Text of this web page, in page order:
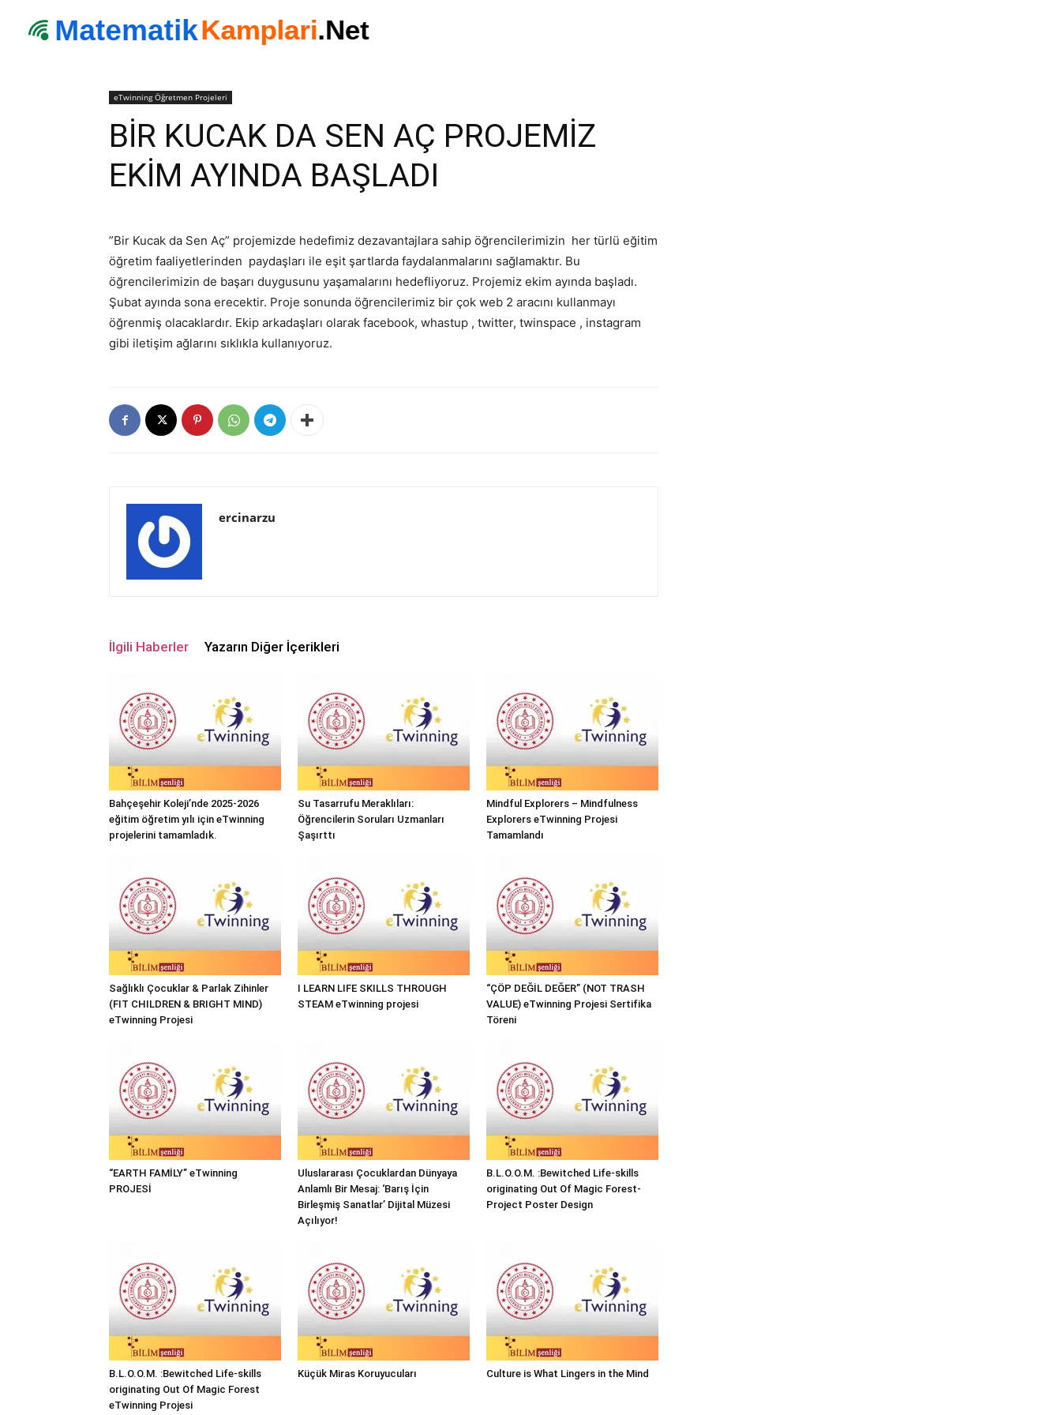
eTwinning Öğretmen Projeleri
BİR KUCAK DA SEN AÇ PROJEMİZ
EKİM AYINDA BAŞLADI
”Bir Kucak da Sen Aç” projemizde hedefimiz dezavantajlara sahip öğrencilerimizin her türlü eğitim
öğretim faaliyetlerinden paydaşları ile eşit şartlarda faydalanmalarını sağlamaktır. Bu
öğrencilerimizin de başarı duygusunu yaşamalarını hedefliyoruz. Projemiz ekim ayında başladı.
Şubat ayında sona erecektir. Proje sonunda öğrencilerimiz bir çok web 2 aracını kullanmayı
öğrenmiş olacaklardır. Ekip arkadaşları olarak facebook, whastup , twitter, twinspace , instagram
gibi iletişim ağlarını sıklıkla kullanıyoruz.
ercinarzu
İlgili Haberler Yazarın Diğer İçerikleri
Bahçeşehir Koleji’nde 2025-2026
eğitim öğretim yılı için eTwinning
projelerini tamamladık.
Su Tasarrufu Meraklıları:
Öğrencilerin Soruları Uzmanları
Şaşırttı
Mindful Explorers – Mindfulness
Explorers eTwinning Projesi
Tamamlandı
Sağlıklı Çocuklar & Parlak Zihinler
(FIT CHILDREN & BRIGHT MIND)
eTwinning Projesi
I LEARN LIFE SKILLS THROUGH
STEAM eTwinning projesi
“ÇÖP DEĞİL DEĞER” (NOT TRASH
VALUE) eTwinning Projesi Sertifika
Töreni
“EARTH FAMİLY” eTwinning
PROJESİ
Uluslararası Çocuklardan Dünyaya
Anlamlı Bir Mesaj: ‘Barış İçin
Birleşmiş Sanatlar’ Dijital Müzesi
Açılıyor!
B.L.O.O.M. :Bewitched Life-skills
originating Out Of Magic Forest-
Project Poster Design
B.L.O.O.M. :Bewitched Life-skills
originating Out Of Magic Forest
eTwinning Projesi
Küçük Miras Koruyucuları Culture is What Lingers in the Mind